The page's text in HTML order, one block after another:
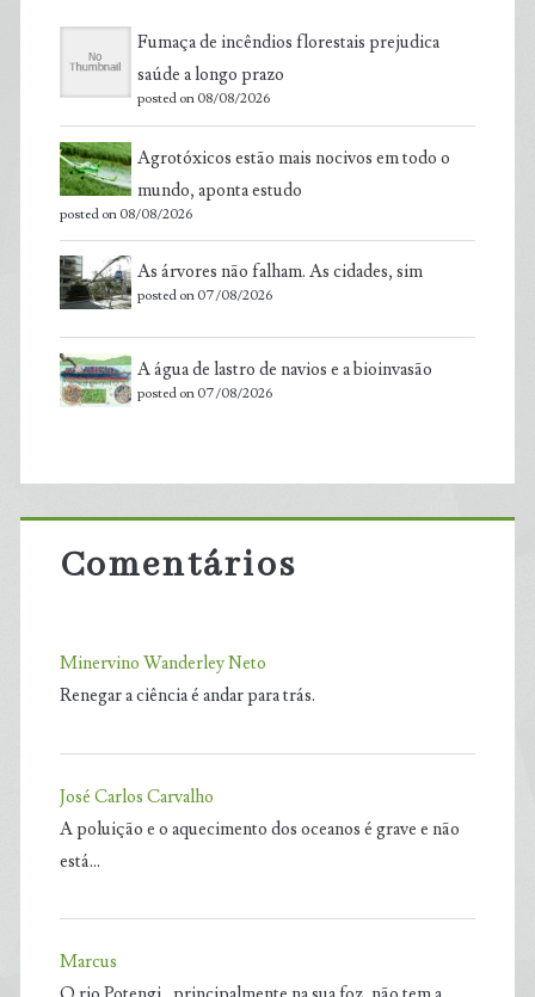
Fumaça de incêndios florestais prejudica
saúde a longo prazo
posted on 08/08/2026
Agrotóxicos estão mais nocivos em todo o
mundo, aponta estudo
posted on 08/08/2026
As árvores não falham. As cidades, sim
posted on 07/08/2026
A água de lastro de navios e a bioinvasão
posted on 07/08/2026
Comentários
Minervino Wanderley Neto
Renegar a ciência é andar para trás.
José Carlos Carvalho
A poluição e o aquecimento dos oceanos é grave e não
está…
Marcus